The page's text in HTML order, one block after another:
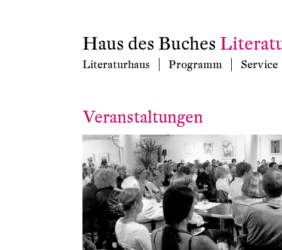
Haus des Buches
Literaturhaus Programm Service
Veranstaltungen